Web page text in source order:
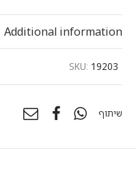
Additional information
SKU: 19203
שיתוף